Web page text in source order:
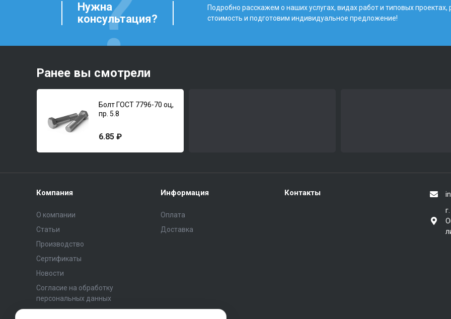
Нужна
консультация?
Подробно расскажем о наших услугах, видах работ и типовых проектах,
стоимость и подготовим индивидуальное предложение!
Ранее вы смотрели
Болт ГОСТ 7796-70 оц,
пр. 5.8
6.85 ₽
Компания
О компании
Статьи
Производство
Сертификаты
Новости
Согласие на обработку
персональных данных
Информация
Оплата
Доставка
Контакты